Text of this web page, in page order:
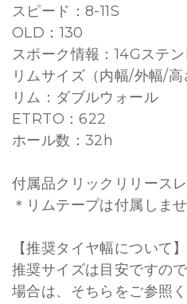
スピード：8-11S
OLD：130
スポーク情報：14Gステ
リムサイズ（内幅/外幅/
リム：ダブルウォール
ETRTO：622
ホール数：32h
付属品クリックリリースレ
＊リムテープは付属しませ
【推奨タイヤ幅について】
推奨サイズは⽬安ですの
場合は、そちらをご参照く